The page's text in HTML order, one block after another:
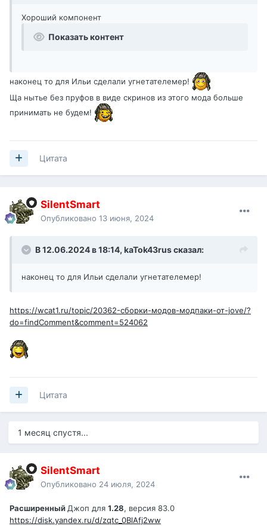
Хороший компонент
Показать контент
наконец то для Ильи сделали угнетателемер!
Ща нытье без пруфов в виде скринов из этого мода больше
принимать не будем!
Цитата
SilentSmart
Опубликовано 13 июня, 2024
В 12.06.2024 в 18:14, kaTok43rusсказал:
наконец то для Ильи сделали угнетателемер!
https://wcat1.ru/topic/20362-сборки-модов-модпаки-от-jove/?
do=findComment&comment=524062
Цитата
1 месяц спустя...
SilentSmart
Опубликовано 24 июля, 2024
РасширенныйДжоп для 1.28, версия 83.0
https://disk.yandex.ru/d/zqtc_0BlAfj2ww